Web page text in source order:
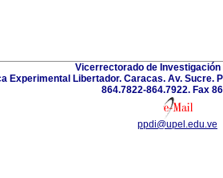
Vicerrectorado de Investigación
Experimental Libertador. Caracas. Av. Sucre.
864.7822-864.7922. Fax
ppdi@upel.edu.ve